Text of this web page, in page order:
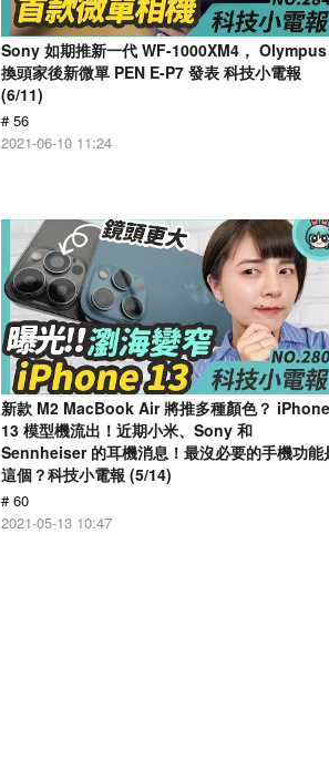
Sony 如期推新一代 WF-1000XM4， Olympus
換頭家後新微單 PEN E-P7 發表 科技小電報
(6/11)
# 56
2021-06-10 11:24
新款 M2 MacBook Air 將推多種顏色？ iPhone
13 模型機流出！近期小米、Sony 和
Sennheiser 的耳機消息！最沒必要的手機功能
這個？科技小電報 (5/14)
# 60
2021-05-13 10:47